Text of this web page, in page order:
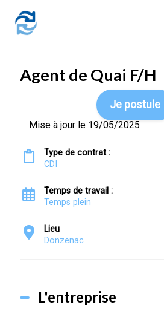
Agent de Quai F/H
Je postule
Mise à jour le 19/05/2025
Type de contrat :
CDI
Temps de travail :
Temps plein
Lieu
Donzenac
L'entreprise